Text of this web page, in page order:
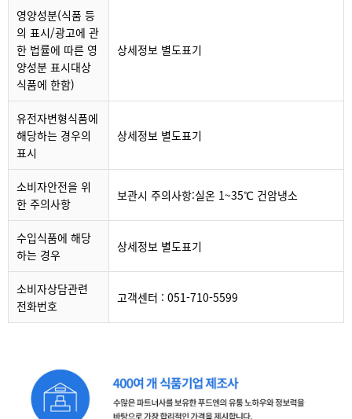
영양성분(식품 등
의 표시/광고에 관
한 법률에 따른 영
양성분 표시대상
식품에 한함)
상세정보 별도표기
유전자변형식품에
해당하는 경우의
표시
상세정보 별도표기
소비자안전을 위
한 주의사항
보관시 주의사항:실온 1~35℃ 건암냉소
수입식품에 해당
하는 경우
상세정보 별도표기
소비자상담관련
전화번호
고객센터 : 051-710-5599